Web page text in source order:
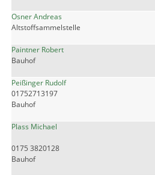
Osner Andreas
Altstoffsammelstelle
Paintner Robert
Bauhof
Peißinger Rudolf
01752713197
Bauhof
Plass Michael
0175 3820128
Bauhof